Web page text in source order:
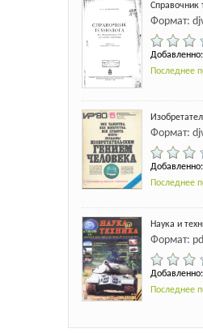
Справочник
Формат:
Последнее
Формат:
Последнее
Наука и
Формат:
Последнее